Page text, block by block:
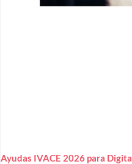
Ayudas IVACE 2026 para